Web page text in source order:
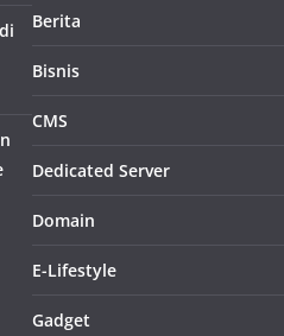
Berita
Bisnis
CMS
Dedicated Server
Domain
E-Lifestyle
Gadget